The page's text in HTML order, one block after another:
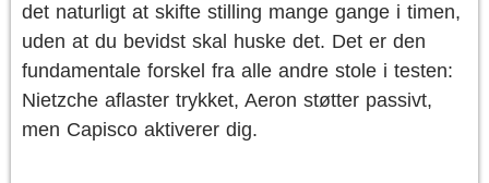
det naturligt at skifte stilling mange gange i timen,
uden at du bevidst skal huske det. Det er den
fundamentale forskel fra alle andre stole i testen:
Nietzche aflaster trykket, Aeron støtter passivt,
men Capisco aktiverer dig.